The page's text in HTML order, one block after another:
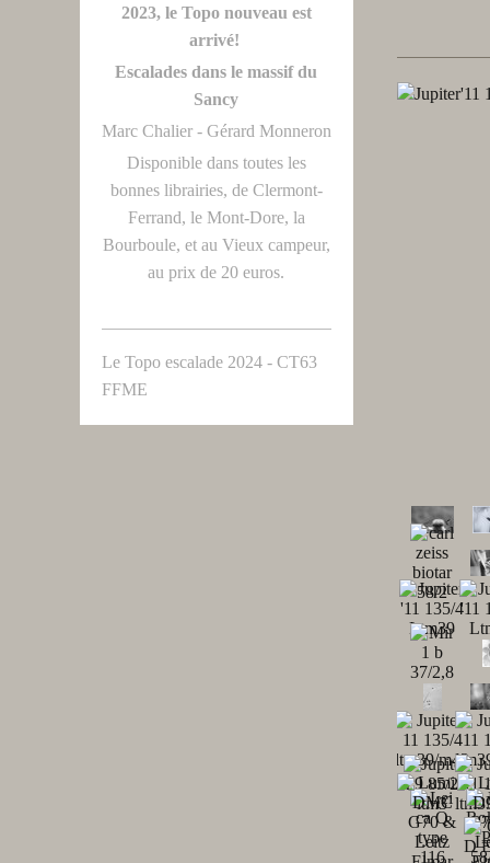
2023, le Topo nouveau est
arrivé!
Escalades dans le massif du
Sancy
Marc Chalier - Gérard Monneron
Disponible dans toutes les
bonnes librairies, de Clermont-
Ferrand, le Mont-Dore, la
Bourboule, et au Vieux campeur,
au prix de 20 euros.
Le Topo escalade 2024 - CT63
FFME